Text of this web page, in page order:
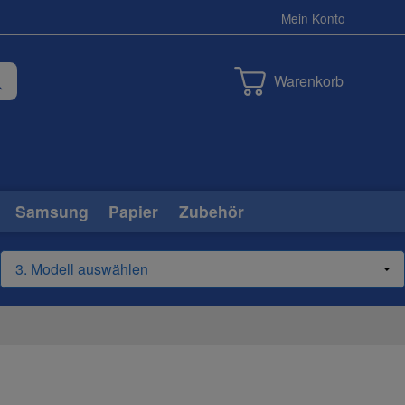
Mein Konto
Warenkorb
Samsung Papier Zubehör